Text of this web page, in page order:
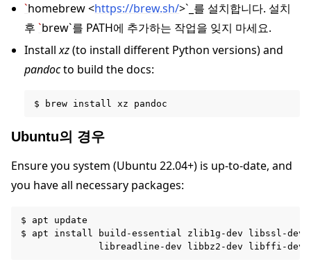
navigation of Reference
navigation of Contribute
`homebrew <https://brew.sh/>`_를 설치합니다. 설치
후`brew`를 PATH에 추가하는 작업을 잊지 마세요.
Installxz(to install different Python versions) and
pandocto build the docs:
Ubuntu의 경우
Ensure you system (Ubuntu 22.04+) is up-to-date, and
you have all necessary packages:
$ apt update
$ apt install build-essential zlib1g-dev libssl-